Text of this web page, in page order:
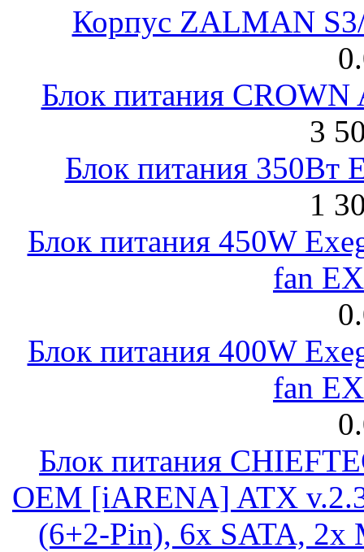
Корпус ZALMAN
Блок питания
3
Блок питания 350Вт
1
Блок питания 450W
fan
Блок питания 400W
fan
Блок питания
OEM [iARENA] ATX
(6+2-Pin), 6x SATA, 2x